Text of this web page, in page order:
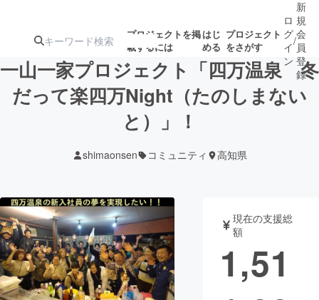
プロジェクトを掲
載するには
はじ
める
プロジェクト
をさがす
注目の新着プロ
募集終了が近いプ
テクノロジー・ガジェット
映像・映画 書籍・雑誌
ロ
グ
イ
ン
/
新
規
会
員
登
録
一山一家プロジェクト「四万温泉 冬
だって楽四万Night（たのしまない
と）」！
shimaonsen コミュニティ 高知県
現在の支援総
額
1,51